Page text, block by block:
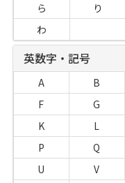
ら
り
わ
英数字・記号
A B
F
G
K
L
P
Q
U
V